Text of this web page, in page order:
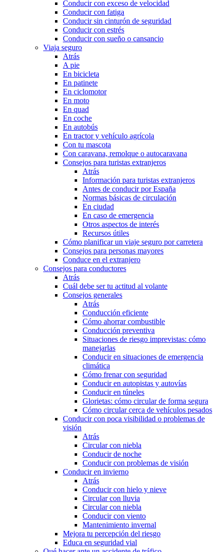
Conducir con exceso de velocidad
Conducir con fatiga
Conducir sin cinturón de seguridad
Conducir con estrés
Conducir con sueño o cansancio
Viaja seguro
Atrás
A pie
En bicicleta
En patinete
En ciclomotor
En moto
En quad
En coche
En autobús
En tractor y vehículo agrícola
Con tu mascota
Con caravana, remolque o autocaravana
Consejos para turistas extranjeros
Atrás
Información para turistas extranjeros
Antes de conducir por España
Normas básicas de circulación
En ciudad
En caso de emergencia
Otros aspectos de interés
Recursos útiles
Cómo planificar un viaje seguro por carretera
Consejos para personas mayores
Conduce en el extranjero
Consejos para conductores
Atrás
Cuál debe ser tu actitud al volante
Consejos generales
Atrás
Conducción eficiente
Cómo ahorrar combustible
Conducción preventiva
Situaciones de riesgo imprevistas: cómo
manejarlas
Conducir en situaciones de emergencia
climática
Cómo frenar con seguridad
Conducir en autopistas y autovías
Conducir en túneles
Glorietas: cómo circular de forma segura
Cómo circular cerca de vehículos pesados
Conducir con poca visibilidad o problemas de
visión
Atrás
Circular con niebla
Conducir de noche
Conducir con problemas de visión
Conducir en invierno
Atrás
Conducir con hielo y nieve
Circular con lluvia
Circular con niebla
Conducir con viento
Mantenimiento invernal
Mejora tu percepción del riesgo
Educa en seguridad vial